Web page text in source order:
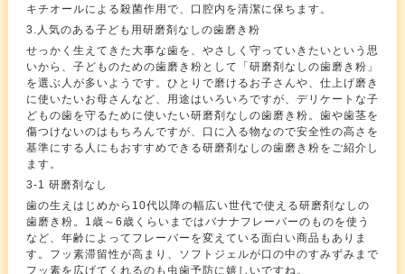
キチオールによる殺菌作用で、口腔内を清潔に保ちます。
3.人気のある子ども用研磨剤なしの歯磨き粉
せっかく生えてきた大事な歯を、やさしく守っていきたいという思
いから、子どものための歯磨き粉として「研磨剤なしの歯磨き粉」
を選ぶ人が多いようです。ひとりで磨けるお子さんや、仕上げ磨き
に使いたいお母さんなど、用途はいろいろですが、デリケートな子
どもの歯を守るために使いたい研磨剤なしの歯磨き粉。歯や歯茎を
傷つけないのはもちろんですが、口に入る物なので安全性の高さを
基準にする人にもおすすめできる研磨剤なしの歯磨き粉をご紹介し
ます。
3-1 研磨剤なし
歯の生えはじめから10代以降の幅広い世代で使える研磨剤なしの
歯磨き粉。1歳～6歳くらいまではバナナフレーバーのものを使う
など、年齢によってフレーバーを変えている面白い商品もありま
す。フッ素滞留性が高まり、ソフトジェルが口の中のすみずみまで
フッ素を広げてくれるのも虫歯予防に嬉しいですね。